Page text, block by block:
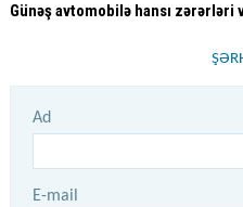
Günəş avtomobilə hansı zərərləri
Ad
E-mail